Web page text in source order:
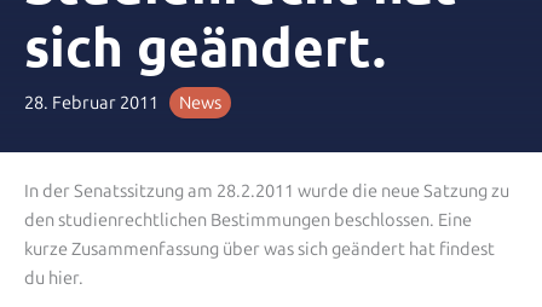
sich geändert.
28. Februar 2011 News
In der Senatssitzung am 28.2.2011 wurde die neue Satzung zu
den studienrechtlichen Bestimmungen beschlossen. Eine
kurze Zusammenfassung über was sich geändert hat findest
du hier.